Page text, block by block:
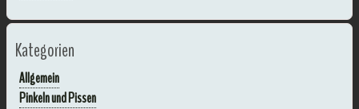
Kategorien
Allgemein
Pinkeln und Pissen